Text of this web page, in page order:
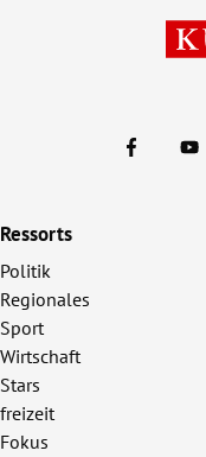
Ressorts
Politik
Regionales
Sport
Wirtschaft
Stars
freizeit
Fokus